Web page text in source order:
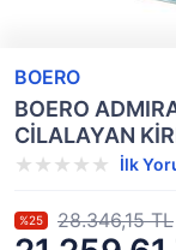
BOERO
BOERO
CİLALAYAN
İlk
%25 28.346,15 TL